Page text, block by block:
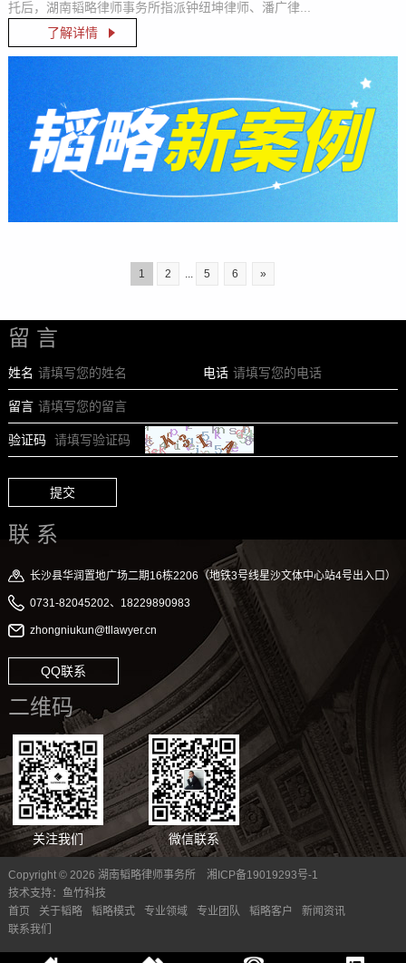
托后，湖南韬略律师事务所指派钟纽坤律师、潘广律...
了解详情
1 2 ... 5 6 »
留 言
姓名 电话
留言
验证码
提交
联 系
长沙县华润置地广场二期16栋2206（地铁3号线星沙文体中心站4号出入口）
0731-82045202、18229890983
zhongniukun@tllawyer.cn
QQ联系
二维码
关注我们 微信联系
Copyright © 2026 湖南韬略律师事务所 湘ICP备19019293号-1
技术支持： 鱼竹科技
首页
关于韬略 韬略模式 专业领域 专业团队 韬略客户
新闻资讯
联系我们